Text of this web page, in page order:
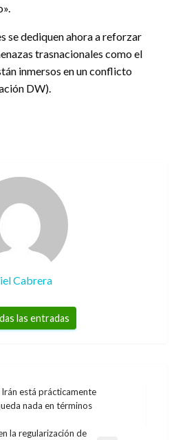
se dediquen ahora a reforzar
trasnacionales como el
inmersos en un conflicto
DW).
Cabrera
las entradas
está prácticamente
nada en términos
la regularización de